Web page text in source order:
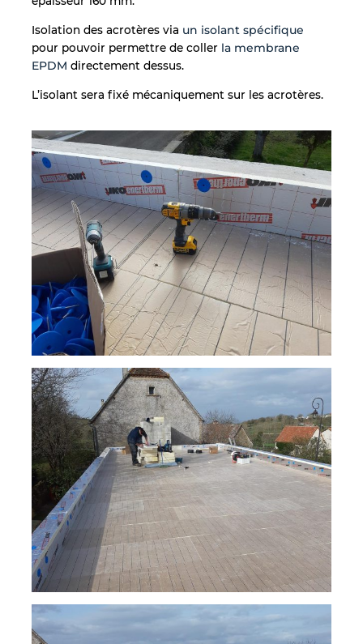
Isolation des acrotères via un isolant spécifique
pour pouvoir permettre de coller la membrane
EPDM directement dessus.
L’isolant sera fixé mécaniquement sur les acrotères.